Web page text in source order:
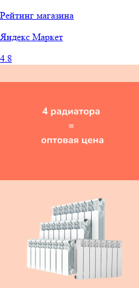
Рейтинг магазина
Яндекс Маркет
4.8